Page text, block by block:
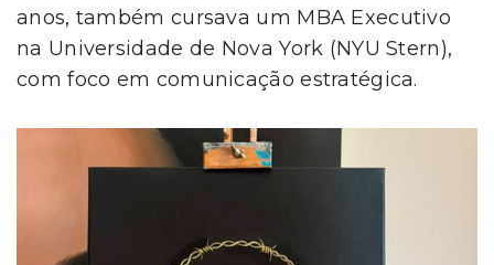
anos, também cursava um MBA Executivo
na Universidade de Nova York (NYU Stern),
com foco em comunicação estratégica.